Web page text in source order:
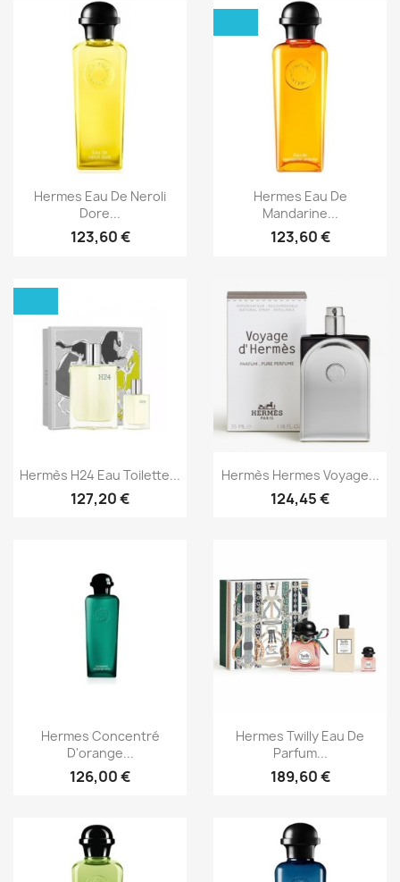
Aperçu rapide
Hermes Eau De Neroli
Dore...
123,60 €
Aperçu rapide
Hermes Eau De
Mandarine...
123,60 €
Aperçu rapide
Hermès H24 Eau Toilette...
127,20 €
Aperçu rapide
Hermès Hermes Voyage...
124,45 €
Aperçu rapide
Hermes Concentré
D'orange...
126,00 €
Aperçu rapide
Hermes Twilly Eau De
Parfum...
189,60 €